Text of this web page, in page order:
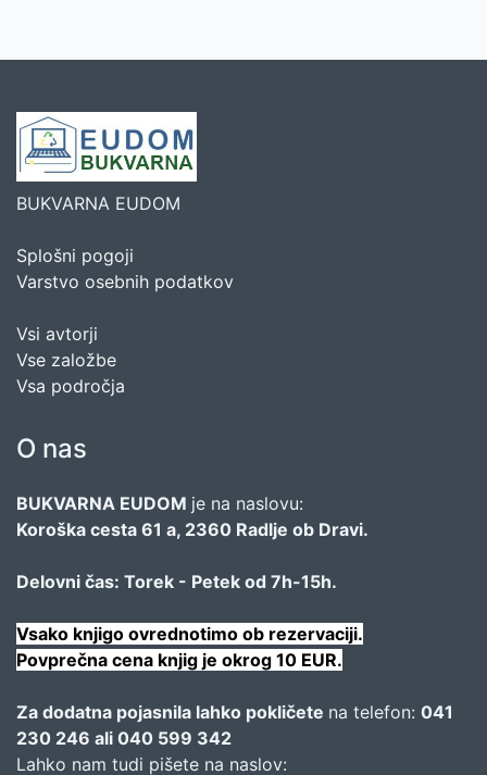
BUKVARNA EUDOM
Splošni pogoji
Varstvo osebnih podatkov
Vsi avtorji
Vse založbe
Vsa področja
O nas
BUKVARNA EUDOM je na naslovu:
Koroška cesta 61 a, 2360 Radlje ob Dravi.
Delovni čas: Torek - Petek od 7h-15h.
Vsako knjigo ovrednotimo ob rezervaciji.
Povprečna cena knjig je okrog 10 EUR.
Za dodatna pojasnila lahko pokličete na telefon: 041
230 246 ali 040 599 342
Lahko nam tudi pišete na naslov: